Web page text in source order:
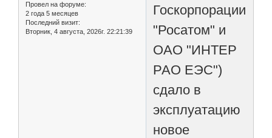
Провел на форуме:
2 года 5 месяцев
Последний визит:
Вторник, 4 августа, 2026г. 22:21:39
Госкорпорации
"Росатом" и
ОАО "ИНТЕР
РАО ЕЭС")
сдало в
эксплуатацию
новое